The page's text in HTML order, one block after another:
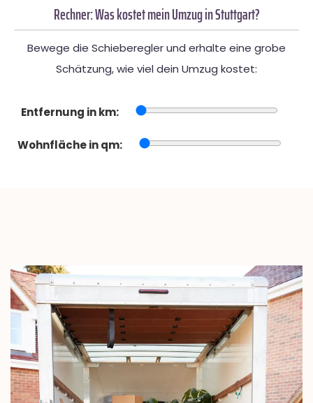
Rechner: Was kostet mein Umzug in Stuttgart?
Bewege die Schieberegler und erhalte eine grobe
Schätzung, wie viel dein Umzug kostet:
Entfernung in km:
Wohnfläche in qm: